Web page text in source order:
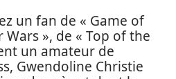
un fan de « Game of
Wars », de « Top of the
un amateur de
Gwendoline Christie